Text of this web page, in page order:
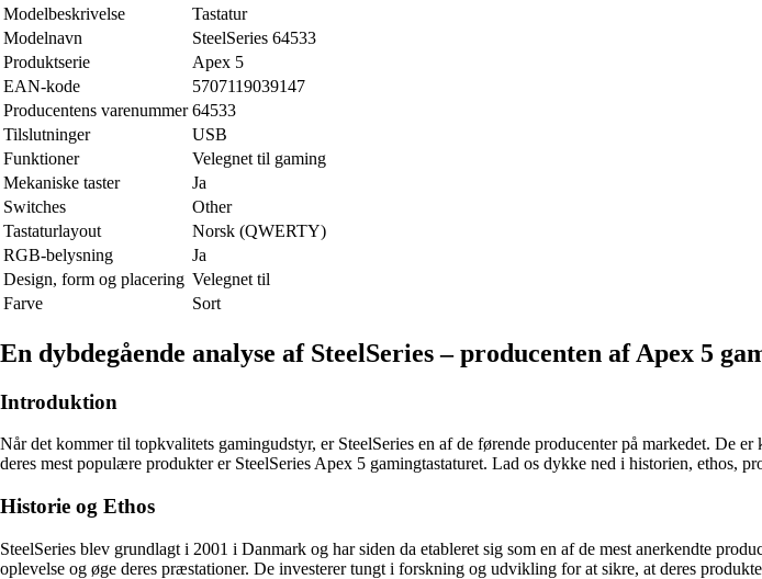
Modelbeskrivelse
Tastatur
Modelnavn
SteelSeries 64533
Produktserie
Apex 5
EAN-kode
5707119039147
Producentens varenummer 64533
Tilslutninger
USB
Funktioner
Velegnet til gaming
Mekaniske taster
Ja
Switches
Other
Tastaturlayout
Norsk (QWERTY)
RGB-belysning
Ja
Design, form og placering Velegnet til
Farve
Sort
En dybdegående analyse af SteelSeries – producenten af Apex 5
Introduktion
Når det kommer til topkvalitets gamingudstyr, er SteelSeries en af de førende producenter på markedet. De
deres mest populære produkter er SteelSeries Apex 5 gamingtastaturet. Lad os dykke ned i historien, ethos,
Historie og Ethos
SteelSeries blev grundlagt i 2001 i Danmark og har siden da etableret sig som en af de mest anerkendte
oplevelse og øge deres præstationer. De investerer tungt i forskning og udvikling for at sikre, at deres